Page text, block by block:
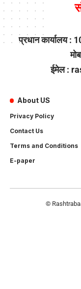
प्रधान कार्यालय :
ईमेल :
About US
Privacy Policy
Contact Us
Terms and Conditions
E-paper
©